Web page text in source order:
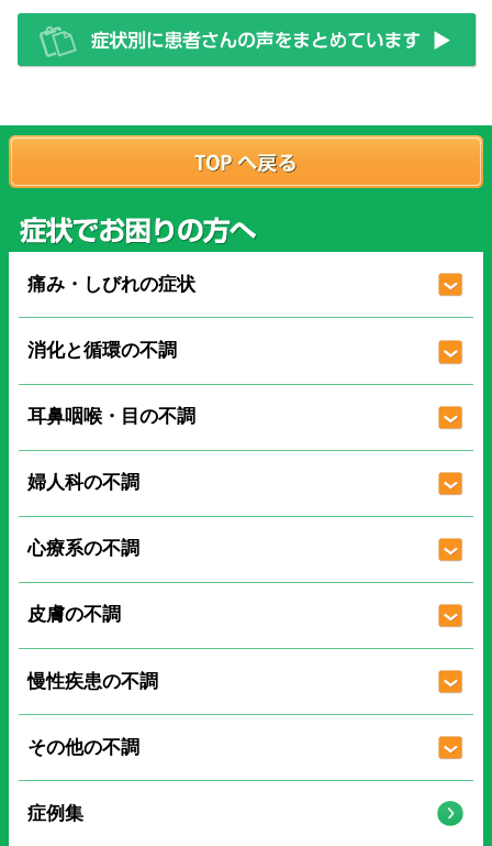
痛み・しびれの症状
消化と循環の不調
耳鼻咽喉・目の不調
婦人科の不調
心療系の不調
皮膚の不調
慢性疾患の不調
その他の不調
症例集